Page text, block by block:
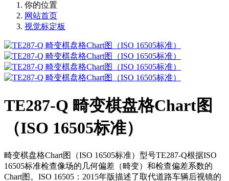
你的位置
网站首页
视觉标定板
TE287-Q 畸变棋盘格Chart图
（ISO 16505标准）
畸变棋盘格Chart图（ISO 16505标准）型号TE287-Q根据ISO
16505标准检查像场的几何偏差（畸变）和检查偏差系数的
Chart图。ISO 16505：2015年版描述了取代道路车辆后视镜的